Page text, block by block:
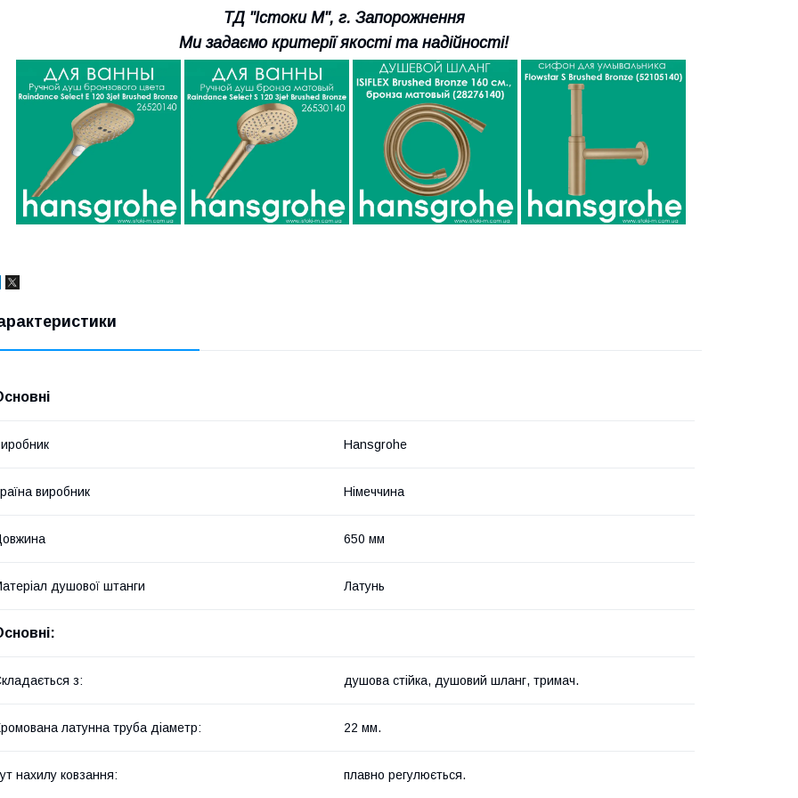
ТД "Істоки М", г. Запорожнення
Ми задаємо критерії якості та надійності!
Hansgrohe
виробник Німеччина
650 мм
душової штанги Латунь
з: душова стійка, душовий шланг, тримач.
латунна труба діаметр: 22 мм.
нахилу ковзання: плавно регулюється.